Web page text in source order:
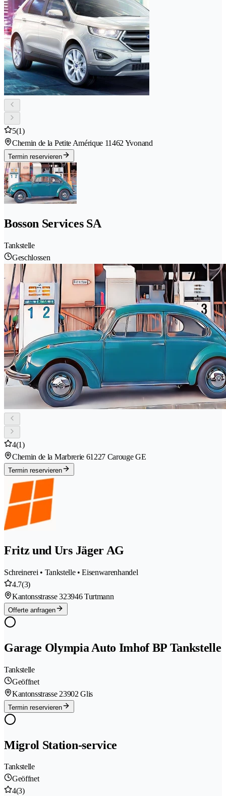
5(1)
Chemin de la Petite Amérique 11462 Yvonand
Termin reservieren
Bosson Services SA
Tankstelle
Geschlossen
4(1)
Chemin de la Marbrerie 61227 Carouge GE
Termin reservieren
Fritz und Urs Jäger AG
Schreinerei • Tankstelle • Eisenwarenhandel
4.7(3)
Kantonsstrasse 323946 Turtmann
Offerte anfragen
Garage Olympia Auto Imhof BP Tankstelle
Tankstelle
Geöffnet
Kantonsstrasse 23902 Glis
Termin reservieren
Migrol Station-service
Tankstelle
Geöffnet
4(3)